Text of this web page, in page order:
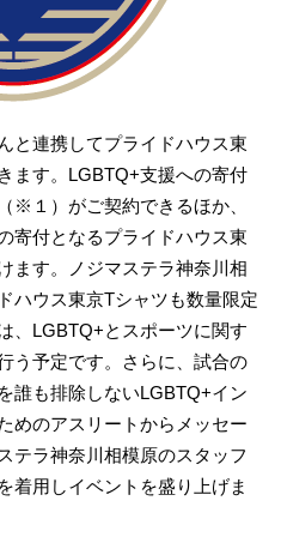
と連携してプライドハウス東
ます。LGBTQ+支援への寄付
※１）がご契約できるほか、
寄付となるプライドハウス東
ます。ノジマステラ神奈川相
ハウス東京Tシャツも数量限定
、LGBTQ+とスポーツに関す
う予定です。さらに、試合の
誰も排除しないLGBTQ+イン
めのアスリートからメッセー
テラ神奈川相模原のスタッフ
着用しイベントを盛り上げま